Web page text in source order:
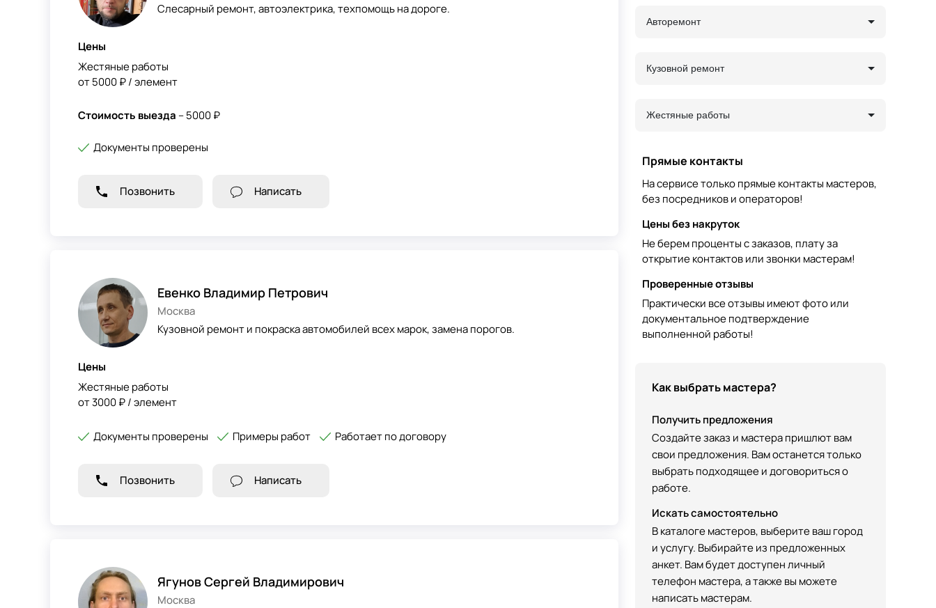
Слесарный ремонт, автоэлектрика, техпомощь на дороге.
Цены
Жестяные работы
от 5000 ₽ / элемент
Стоимость выезда – 5000 ₽
Документы проверены
Позвонить Написать
Евенко Владимир Петрович
Москва
Кузовной ремонт и покраска автомобилей всех марок, замена порогов.
Цены
Жестяные работы
от 3000 ₽ / элемент
Документы проверены Примеры работ Работает по договору
Позвонить Написать
Ягунов Сергей Владимирович
Москва
Авторемонт
Кузовной ремонт
Жестяные работы
Прямые контакты
На сервисе только прямые контакты мастеров,
без посредников и операторов!
Цены без накруток
Не берем проценты с заказов, плату за
открытие контактов или звонки мастерам!
Проверенные отзывы
Практически все отзывы имеют фото или
документальное подтверждение
выполненной работы!
Как выбрать мастера?
Получить предложения
Создайте заказ и мастера пришлют вам
свои предложения. Вам останется только
выбрать подходящее и договориться о
работе.
Искать самостоятельно
В каталоге мастеров, выберите ваш город
и услугу. Выбирайте из предложенных
анкет. Вам будет доступен личный
телефон мастера, а также вы можете
написать мастерам.